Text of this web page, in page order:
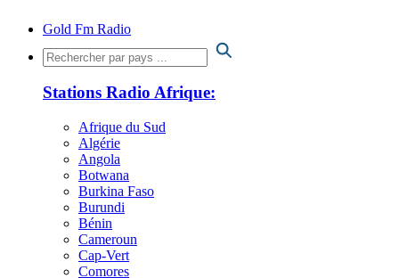
Gold Fm Radio
Stations Radio Afrique:
Afrique du Sud
Algérie
Angola
Botwana
Burkina Faso
Burundi
Bénin
Cameroun
Cap-Vert
Comores